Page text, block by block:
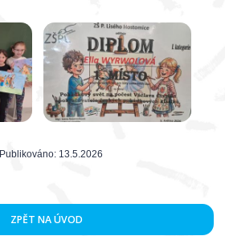
Publikováno: 13.5.2026
ZPĚT NA ÚVOD